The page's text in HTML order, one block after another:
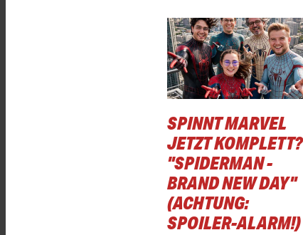
SPINNT MARVEL
JETZT KOMPLETT?
"SPIDERMAN -
BRAND NEW DAY"
(ACHTUNG:
SPOILER-ALARM!)